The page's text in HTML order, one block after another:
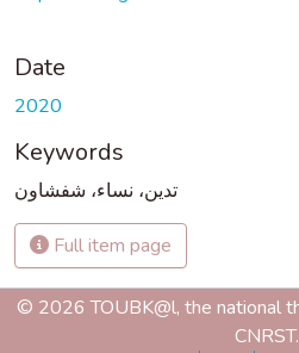
Date
2020
Keywords
تدين، نساء، شفشاون
Full item page
© 2026 TOUBK@l, the national
CNRST.